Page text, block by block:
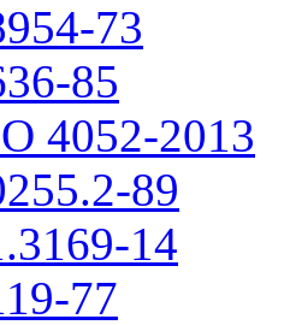
73
85
4052-2013
89
14
77